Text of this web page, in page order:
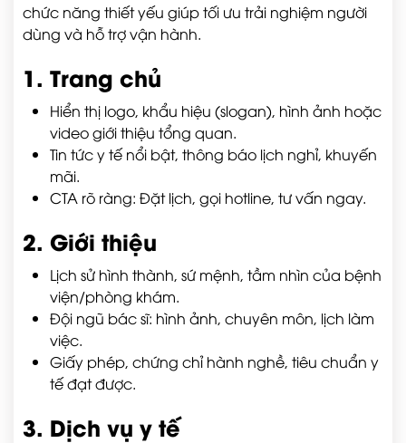
chức năng thiết yếu giúp tối ưu trải nghiệm người
dùng và hỗ trợ vận hành.
1. Trang chủ
Hiển thị logo, khẩu hiệu (slogan), hình ảnh hoặc
video giới thiệu tổng quan.
Tin tức y tế nổi bật, thông báo lịch nghỉ, khuyến
mãi.
CTA rõ ràng: Đặt lịch, gọi hotline, tư vấn ngay.
2. Giới thiệu
Lịch sử hình thành, sứ mệnh, tầm nhìn của bệnh
viện/phòng khám.
Đội ngũ bác sĩ: hình ảnh, chuyên môn, lịch làm
việc.
Giấy phép, chứng chỉ hành nghề, tiêu chuẩn y
tế đạt được.
3. Dịch vụ y tế